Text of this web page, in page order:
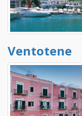
Ventotene